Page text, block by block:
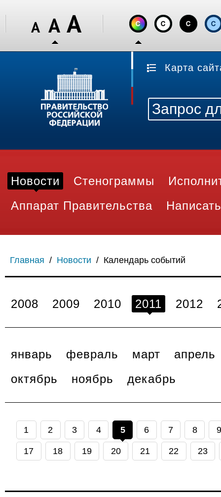
Карта
Новости Стенограммы
Аппарат Правительства
Главная / Новости / Календарь событий
2008 2009 2010 2011 2012
январь февраль март
апрель
октябрь
ноябрь декабрь
1 2 3 4 5 6 7 8 9
17 18 19 20 21 22 23